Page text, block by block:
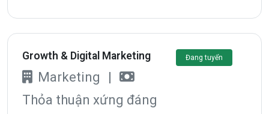
Growth & Digital Marketing
Marketing
|
Thỏa thuận xứng đáng
Đang tuyển